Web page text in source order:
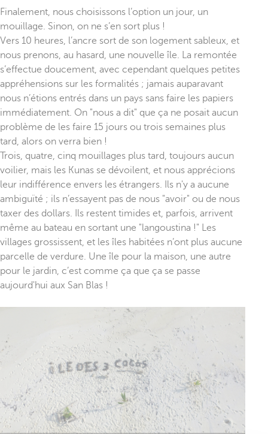
Finalement, nous choisissons l’option un jour, un
mouillage. Sinon, on ne s’en sort plus !
Vers 10 heures, l’ancre sort de son logement sableux, et
nous prenons, au hasard, une nouvelle île. La remontée
s’effectue doucement, avec cependant quelques petites
appréhensions sur les formalités ; jamais auparavant
nous n’étions entrés dans un pays sans faire les papiers
immédiatement. On "nous a dit" que ça ne posait aucun
problème de les faire 15 jours ou trois semaines plus
tard, alors on verra bien !
Trois, quatre, cinq mouillages plus tard, toujours aucun
voilier, mais les Kunas se dévoilent, et nous apprécions
leur indifférence envers les étrangers. Ils n'y a aucune
ambiguïté ; ils n’essayent pas de nous "avoir" ou de nous
taxer des dollars. Ils restent timides et, parfois, arrivent
même au bateau en sortant une "langoustina !" Les
villages grossissent, et les îles habitées n’ont plus aucune
parcelle de verdure. Une île pour la maison, une autre
pour le jardin, c’est comme ça que ça se passe
aujourd'hui aux San Blas !